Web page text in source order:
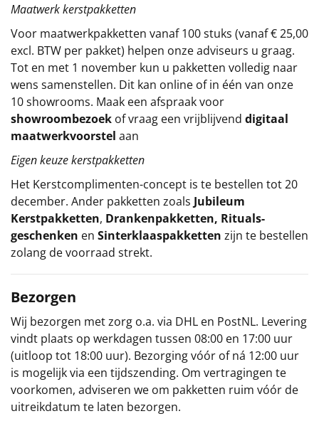
Alle overige
Maatwerk kerstpakketten
Voor maatwerkpakketten vanaf 100 stuks (vanaf € 25,00
excl. BTW per pakket) helpen onze adviseurs u graag.
Tot en met 1 november kun u pakketten volledig naar
wens samenstellen. Dit kan online of in één van onze
10 showrooms. Maak een afspraak voor
showroombezoek of vraag een vrijblijvend digitaal
maatwerkvoorstel aan
Eigen keuze kerstpakketten
Het Kerstcomplimenten-concept is te bestellen tot 20
december. Ander pakketten zoals Jubileum
Kerstpakketten, Drankenpakketten, Rituals-
geschenken en Sinterklaaspakketten zijn te bestellen
zolang de voorraad strekt.
Bezorgen
Wij bezorgen met zorg o.a. via DHL en PostNL. Levering
vindt plaats op werkdagen tussen 08:00 en 17:00 uur
(uitloop tot 18:00 uur). Bezorging vóór of ná 12:00 uur
is mogelijk via een tijdszending. Om vertragingen te
voorkomen, adviseren we om pakketten ruim vóór de
uitreikdatum te laten bezorgen.